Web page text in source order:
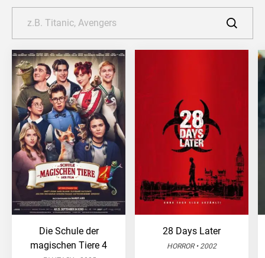
Die Schule der
magischen Tiere 4
28 Days Later
HORROR • 2002